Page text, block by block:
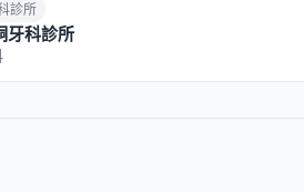
診所
牙科診所